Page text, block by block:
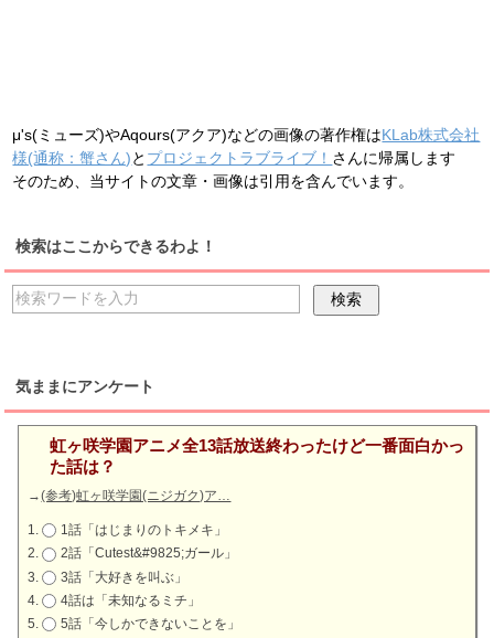
μ's(ミューズ)やAqours(アクア)などの画像の著作権はKLab株式会社
様(通称：蟹さん)と プロジェクトラブライブ！ さんに帰属します
そのため、当サイトの文章・画像は引用を含んでいます。
検索はここからできるわよ！
気ままにアンケート
虹ヶ咲学園アニメ全13話放送終わったけど一番面白かっ
た話は？
→(参考)虹ヶ咲学園(ニジガク)ア…
1話「はじまりのトキメキ」
2話「Cutest&#9825;ガール」
3話「大好きを叫ぶ」
4話は「未知なるミチ」
5話「今しかできないことを」